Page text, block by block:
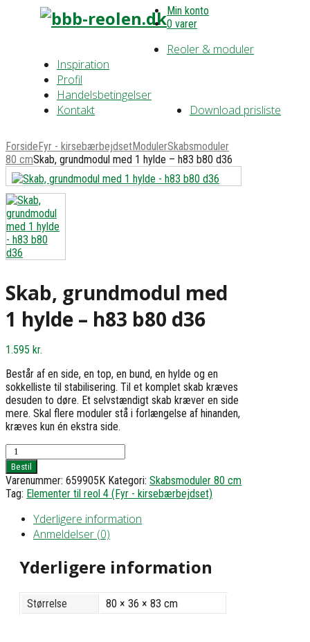
Min konto
0 varer
Reoler & moduler
Inspiration
Profil
Handelsbetingelser
Download prisliste
Kontakt
ForsideFyr - kirsebærbejdsetModulerSkabsmoduler
80 cmSkab, grundmodul med 1 hylde – h83 b80 d36
Skab, grundmodul med
1 hylde – h83 b80 d36
1.595 kr.
Består af en side, en top, en bund, en hylde og en
sokkelliste til stabilisering. Til et komplet skab kræves
desuden to døre. Et selvstændigt skab kræver en side
mere. Skal flere moduler stå i forlængelse af hinanden,
kræves kun én ekstra side.
Skab,
grundmodul
med
1
hylde
antal
Bestil
Varenummer: 659905K Kategori: Skabsmoduler 80 cm
Tag: Elementer til reol 4 (Fyr - kirsebærbejdset)
Yderligere information
Anmeldelser (0)
Yderligere information
Størrelse 80 × 36 × 83 cm